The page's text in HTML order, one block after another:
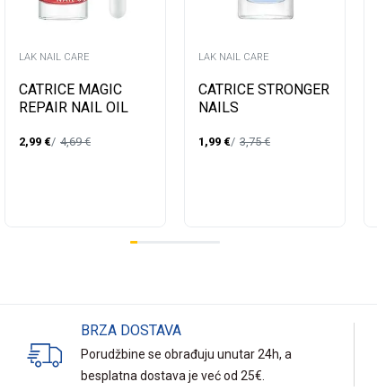
LAK NAIL CARE
CATRICE MAGIC
REPAIR NAIL OIL
2,99 € 4,69€
LAK NAIL CARE
CATRICE STRONGER
NAILS
NAIL LAK ZA NOKTE
1,99 € 3,75€
BRZA DOSTAVA
Porudžbine se obrađuju unutar 24h, a
besplatna dostava je već od 25€.